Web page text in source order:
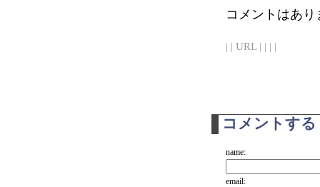
コメントはあり
| | URL | | | |
コメントする
name:
email: